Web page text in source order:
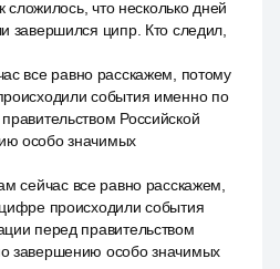
сложилось, что несколько дней
завершился ципр. Кто следил,
все равно расскажем, потому
события именно по
Российской
особо значимых
сейчас все равно расскажем,
происходили события
перед правительством
завершению особо значимых